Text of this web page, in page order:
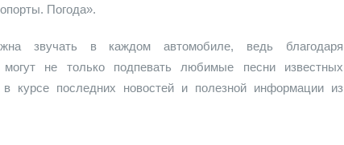
Погода».
звучать в каждом автомобиле, ведь благодаря
могут не только подпевать любимые песни известных
курсе последних новостей и полезной информации из